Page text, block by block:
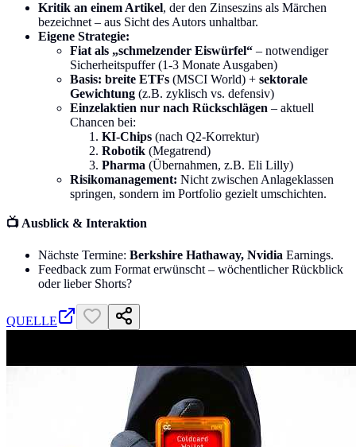
Kritik an einem Artikel, der den Zinseszins als Märchen
bezeichnet – aus Sicht des Autors unhaltbar.
Eigene Strategie:
Fiat als „schmelzender Eiswürfel“ – notwendiger
Sicherheitspuffer (1-3 Monate Ausgaben)
Basis: breite ETFs (MSCI World) + sektorale
Gewichtung (z.B. zyklisch vs. defensiv)
Einzelaktien nur nach Rückschlägen – aktuell
Chancen bei:
KI-Chips (nach Q2-Korrektur)
Robotik (Megatrend)
Pharma (Übernahmen, z.B. Eli Lilly)
Risikomanagement: Nicht zwischen Anlageklassen
springen, sondern im Portfolio gezielt umschichten.
📺 Ausblick & Interaktion
Nächste Termine: Berkshire Hathaway, Nvidia Earnings.
Feedback zum Format erwünscht – wöchentlicher Rückblick
oder lieber Shorts?
QUELLE